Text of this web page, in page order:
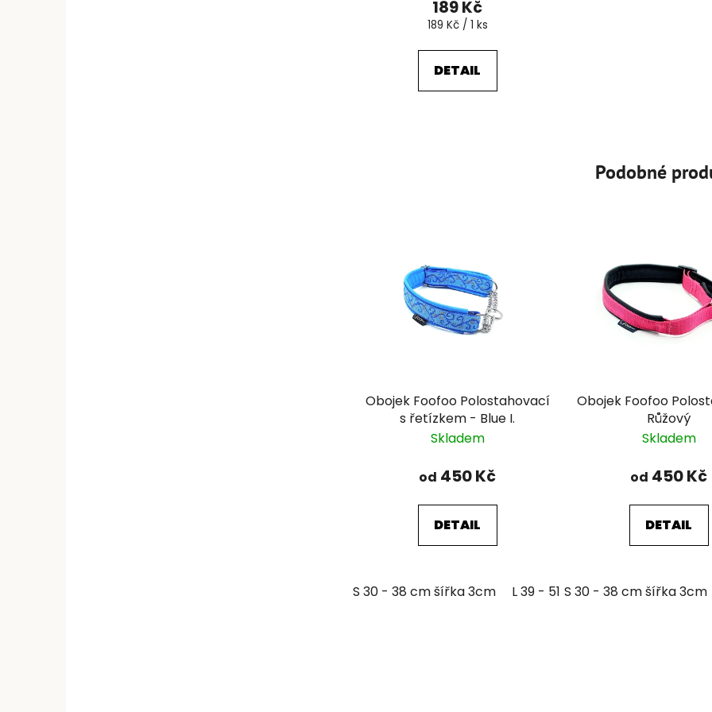
189 Kč
Měrná
189 Kč / 1 ks
DETAIL
Podobné
Obojek Foofoo Polostahovací
s řetízkem - Blue I.
Skladem
od 450 Kč
DETAIL
S 30 - 38 cm šířka 3cm L 39 - 51 cm šířka 3cm
Obojek Foofoo
Růžový
Skladem
od 450 Kč
DETAIL
S 30 - 38 cm šířka 3cm